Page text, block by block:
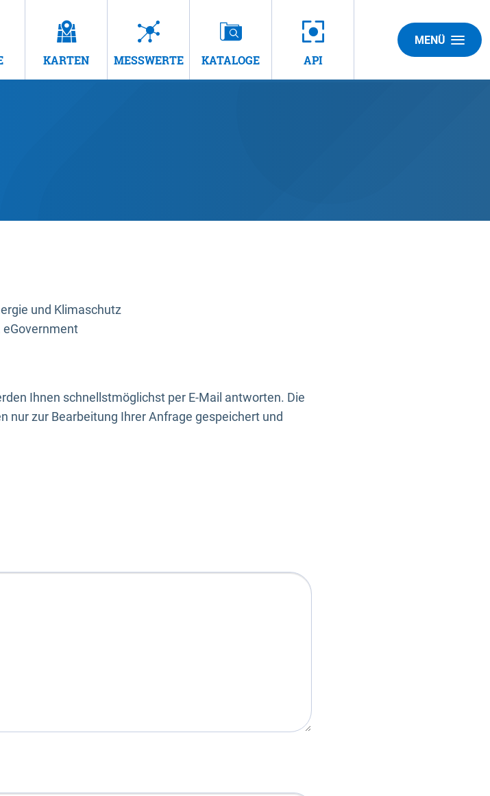
KARTEN MESSWERTE KATALOGE API
MENÜ
und Klimaschutz
Ihnen schnellstmöglichst per E-Mail antworten. Die
nur zur Bearbeitung Ihrer Anfrage gespeichert und